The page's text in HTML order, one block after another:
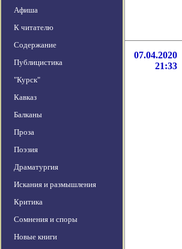
Афиша
К читателю
Содержание
Публицистика
"Курск"
Кавказ
Балканы
Проза
Поэзия
Драматургия
Искания и размышления
Критика
Сомнения и споры
Новые книги
07.04.2020
21:33